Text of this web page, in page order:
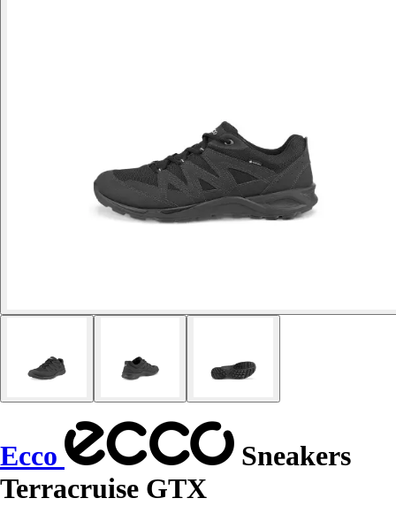
Ecco
Sneakers
Terracruise GTX